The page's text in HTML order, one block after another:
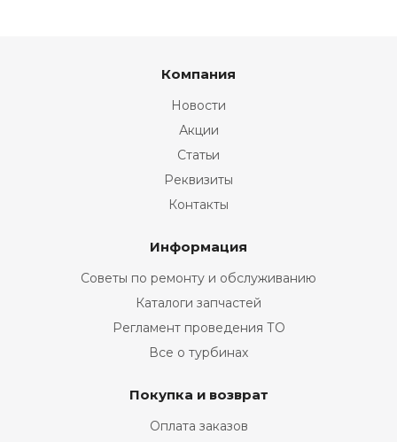
Компания
Новости
Акции
Статьи
Реквизиты
Контакты
Информация
Советы по ремонту и обслуживанию
Каталоги запчастей
Регламент проведения ТО
Все о турбинах
Покупка и возврат
Оплата заказов